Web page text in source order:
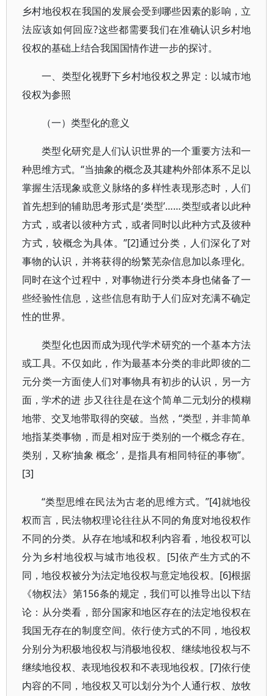
乡村地役权在我国的发展会受到哪些因素的影响，立
法应该如何回应?这些都需要我们在准确认识乡村地
役权的基础上结合我国国情作进一步的探讨。
一、类型化视野下乡村地役权之界定：以城市地
役权为参照
（一）类型化的意义
类型化研究是人们认识世界的一个重要方法和一
种思维方式。“当抽象的概念及其建构外部体系不足以
掌握生活现象或意义脉络的多样性表现形态时，人们
首先想到的辅助思考形式是‘类型’……类型或者以此种
方式，或者以彼种方式，或者同时以此种方式及彼种
方式，较概念为具体。”[2]通过分类，人们深化了对
事物的认识，并将获得的纷繁芜杂信息加以条理化。
同时在这个过程中，对事物进行分类本身也储备了一
些经验性信息，这些信息有助于人们应对充满不确定
性的世界。
类型化也因而成为现代学术研究的一个基本方法
或工具。不仅如此，作为最基本分类的非此即彼的二
元分类一方面使人们对事物具有初步的认识，另一方
面，学术的进 步又往往是在这个简单二元划分的模糊
地带、交叉地带取得的突破。当然，“类型，并非简单
地指某类事物，而是相对应于类别的一个概念存在。
类别，又称‘抽象 概念’，是指具有相同特征的事物”。
[3]
“类型思维在民法为古老的思维方式。”[4]就地役
权而言，民法物权理论往往从不同的角度对地役权作
不同的分类。从存在地域和权利内容看，地役权可以
分为乡村地役权与城市地役权。[5]依产生方式的不
同，地役权被分为法定地役权与意定地役权。[6]根据
《物权法》第156条的规定，我们可以推导出以下结
论：从分类看，部分国家和地区存在的法定地役权在
我国无存在的制度空间。依行使方式的不同，地役权
分别分为积极地役权与消极地役权、继续地役权与不
继续地役权、表现地役权和不表现地役权。[7]依行使
内容的不同，地役权又可以划分为个人通行权、放牧